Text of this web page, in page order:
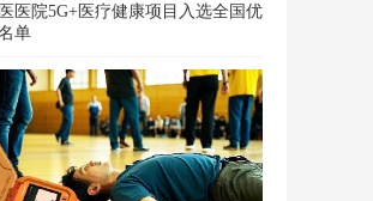
医院5G+医疗健康项目入选全国优
单